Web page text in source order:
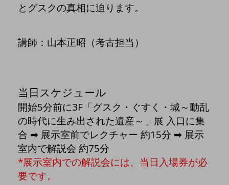
とグスクの真相に迫ります。
講師：山本正昭（考古担当）
当日スケジュール
開始5分前に3F「グスク・ぐすく・城～動乱
の時代に生み出された遺産～」展 入口に集
合 ➡ 展示室前でレクチャー 約15分 ➡ 展示
室内で解説会 約75分
*展示室内での解説会には、当日入場券が必
要です。